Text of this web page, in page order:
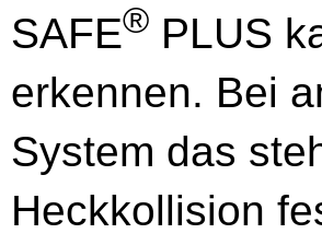
SAFE® PLUS
erkennen. Bei
System das
Heckkollision